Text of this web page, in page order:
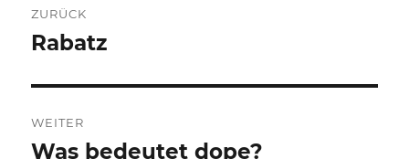
ZURÜCK
Vorheriger
Rabatz
WEITER
Nächster
Was bedeutet dope?